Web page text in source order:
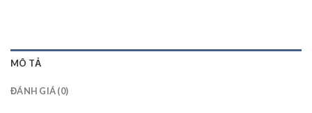
MÔ TẢ
ĐÁNH GIÁ (0)